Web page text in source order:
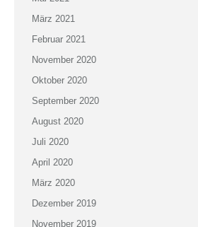
März 2021
Februar 2021
November 2020
Oktober 2020
September 2020
August 2020
Juli 2020
April 2020
März 2020
Dezember 2019
November 2019